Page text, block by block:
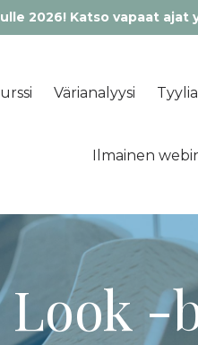
2026! Katso vapaat
Värianalyysi
Ilmainen
Look -